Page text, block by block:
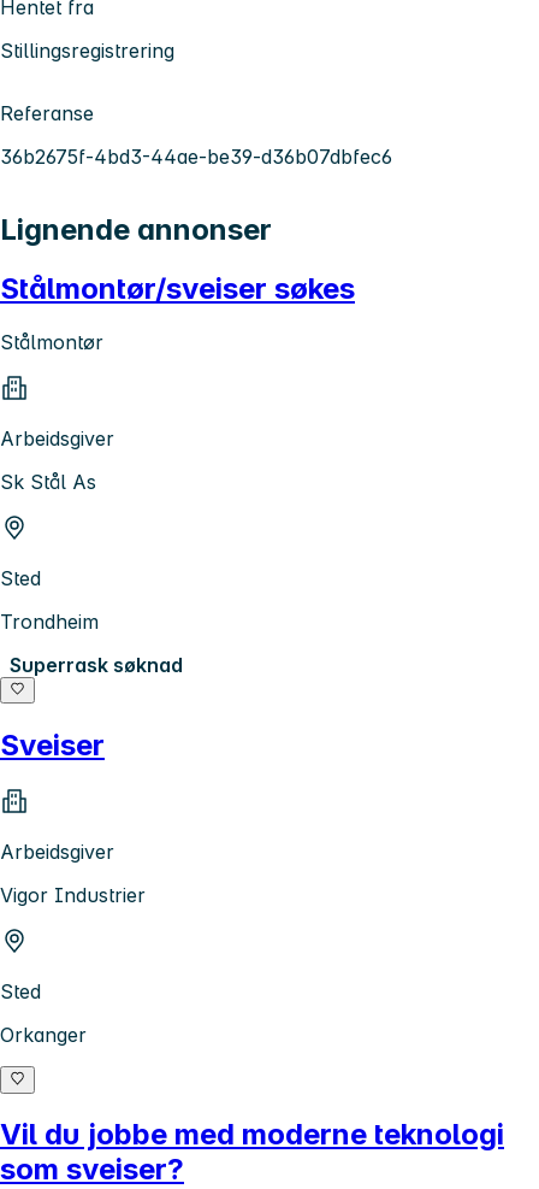
Hentet fra
Stillingsregistrering
Referanse
36b2675f-4bd3-44ae-be39-d36b07dbfec6
Lignende annonser
Stålmontør/sveiser søkes
Stålmontør
Arbeidsgiver
Sk Stål As
Sted
Trondheim
Superrask søknad
Sveiser
Arbeidsgiver
Vigor Industrier
Sted
Orkanger
Vil du jobbe med moderne teknologi
som sveiser?